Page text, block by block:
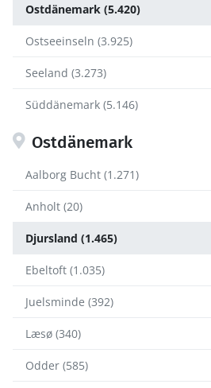
Ostdänemark (5.420)
Ostseeinseln (3.925)
Seeland (3.273)
Süddänemark (5.146)
Ostdänemark
Aalborg Bucht (1.271)
Anholt (20)
Djursland (1.465)
Ebeltoft (1.035)
Juelsminde (392)
Læsø (340)
Odder (585)